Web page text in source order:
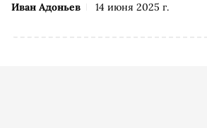
Иван Адоньев 14 июня 2025 г.